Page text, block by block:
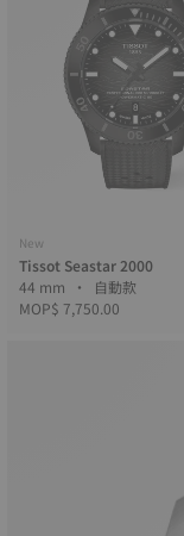
New
Tissot Seastar 2000
44 mm • 自動款
MOP$ 7,750.00